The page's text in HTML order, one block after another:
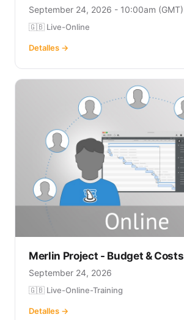
September 24, 2026 - 10:00am (GMT)
🇬🇧 Live-Online
Detalles →
Merlin Project - Budget & Costs
September 24, 2026
🇬🇧 Live-Online-Training
Detalles →